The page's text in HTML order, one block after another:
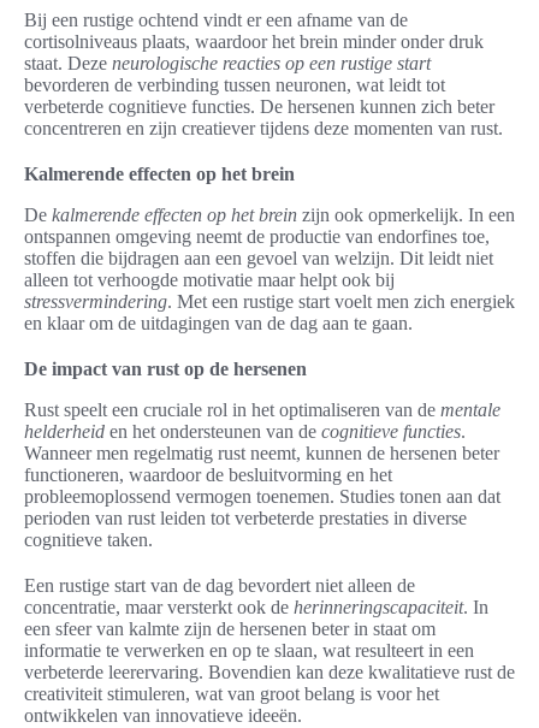
Bij een rustige ochtend vindt er een afname van de
cortisolniveaus plaats, waardoor het brein minder onder druk
staat. Deze neurologische reacties op een rustige start
bevorderen de verbinding tussen neuronen, wat leidt tot
verbeterde cognitieve functies. De hersenen kunnen zich beter
concentreren en zijn creatiever tijdens deze momenten van rust.
Kalmerende effecten op het brein
De kalmerende effecten op het brein zijn ook opmerkelijk. In een
ontspannen omgeving neemt de productie van endorfines toe,
stoffen die bijdragen aan een gevoel van welzijn. Dit leidt niet
alleen tot verhoogde motivatie maar helpt ook bij
stressvermindering. Met een rustige start voelt men zich energiek
en klaar om de uitdagingen van de dag aan te gaan.
De impact van rust op de hersenen
Rust speelt een cruciale rol in het optimaliseren van de mentale
helderheid en het ondersteunen van de cognitieve functies.
Wanneer men regelmatig rust neemt, kunnen de hersenen beter
functioneren, waardoor de besluitvorming en het
probleemoplossend vermogen toenemen. Studies tonen aan dat
perioden van rust leiden tot verbeterde prestaties in diverse
cognitieve taken.
Een rustige start van de dag bevordert niet alleen de
concentratie, maar versterkt ook de herinneringscapaciteit. In
een sfeer van kalmte zijn de hersenen beter in staat om
informatie te verwerken en op te slaan, wat resulteert in een
verbeterde leerervaring. Bovendien kan deze kwalitatieve rust de
creativiteit stimuleren, wat van groot belang is voor het
ontwikkelen van innovatieve ideeën.